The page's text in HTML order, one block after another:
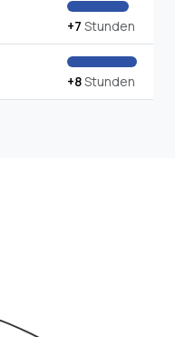
+7 Stunden
+8Stunden